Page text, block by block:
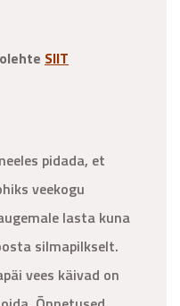
SIIT
pidada, et
veekogu
lasta kuna
silmapilkselt.
vees käivad on